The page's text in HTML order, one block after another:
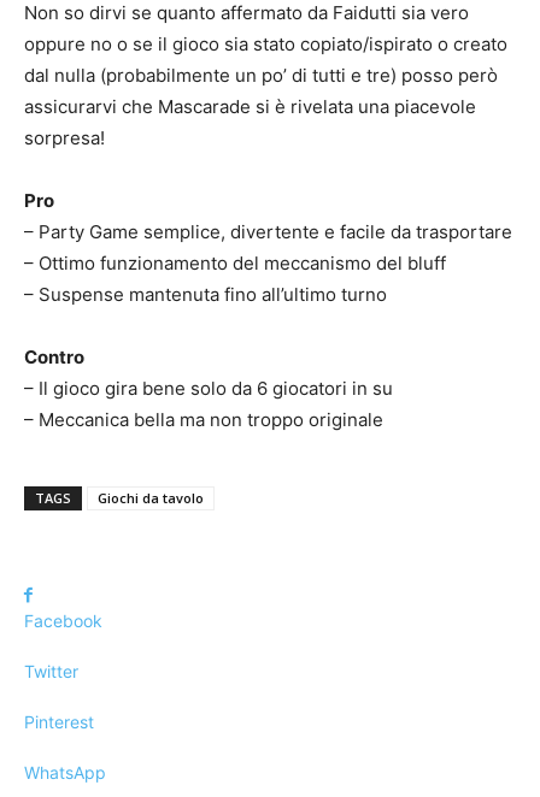
Non so dirvi se quanto affermato da Faidutti sia vero
oppure no o se il gioco sia stato copiato/ispirato o creato
dal nulla (probabilmente un po’ di tutti e tre) posso però
assicurarvi che Mascarade si è rivelata una piacevole
sorpresa!
Pro
– Party Game semplice, divertente e facile da trasportare
– Ottimo funzionamento del meccanismo del bluff
– Suspense mantenuta fino all’ultimo turno
Contro
– Il gioco gira bene solo da 6 giocatori in su
– Meccanica bella ma non troppo originale
TAGS Giochi da tavolo
Facebook
Twitter
Pinterest
WhatsApp